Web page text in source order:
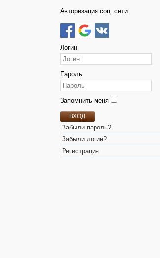
Авторизация соц. сети
Логин
Пароль
Запомнить меня
ВХОД
Забыли пароль?
Забыли логин?
Регистрация